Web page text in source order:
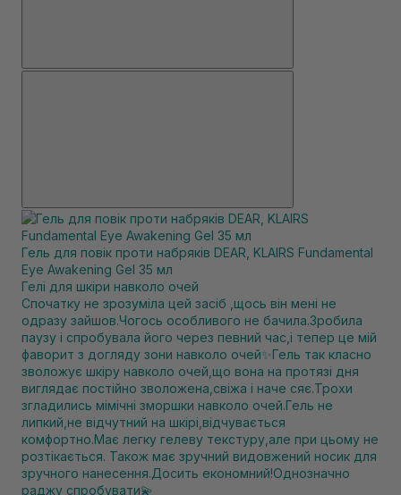
Гель для повік проти набряків DEAR, KLAIRS Fundamental
Eye Awakening Gel 35 мл
Гелі для шкіри навколо очей
Спочатку не зрозуміла цей засіб ,щось він мені не
одразу зайшов.Чогось особливого не бачила.Зробила
паузу і спробувала його через певний час,і тепер це мій
фаворит з догляду зони навколо очей✨Гель так класно
зволожує шкіру навколо очей,що вона на протязі дня
виглядає постійно зволожена,свіжа і наче сяє.Трохи
згладились мімічні зморшки навколо очей.Гель не
липкий,не відчутний на шкірі,відчувається
комфортно.Має легку гелеву текстуру,але при цьому не
розтікається. Також має зручний видовжений носик для
зручного нанесення.Досить економний!Однозначно
раджу спробувати💫